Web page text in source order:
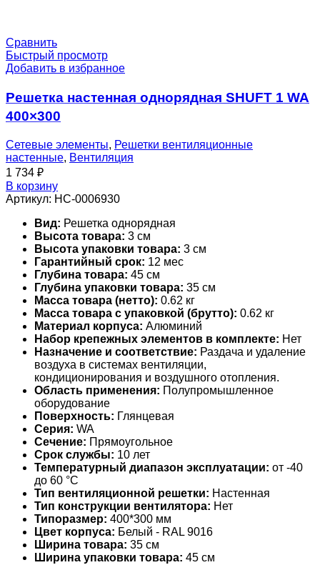
Сравнить
Быстрый просмотр
Добавить в избранное
Решетка настенная однорядная SHUFT 1 WA
400×300
Сетевые элементы, Решетки вентиляционные
настенные, Вентиляция
1 734 ₽
В корзину
Артикул: НС-0006930
Вид: Решетка однорядная
Высота товара: 3 см
Высота упаковки товара: 3 см
Гарантийный срок: 12 мес
Глубина товара: 45 см
Глубина упаковки товара: 35 см
Масса товара (нетто): 0.62 кг
Масса товара с упаковкой (брутто): 0.62 кг
Материал корпуса: Алюминий
Набор крепежных элементов в комплекте: Нет
Назначение и соответствие: Раздача и удаление
воздуха в системах вентиляции,
кондиционирования и воздушного отопления.
Область применения: Полупромышленное
оборудование
Поверхность: Глянцевая
Серия: WA
Сечение: Прямоугольное
Срок службы: 10 лет
Температурный диапазон эксплуатации: от -40
до 60 °С
Тип вентиляционной решетки: Настенная
Тип конструкции вентилятора: Нет
Типоразмер: 400*300 мм
Цвет корпуса: Белый - RAL 9016
Ширина товара: 35 см
Ширина упаковки товара: 45 см